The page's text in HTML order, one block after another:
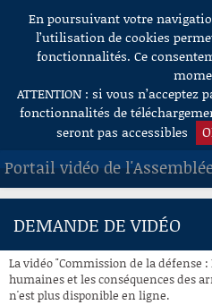
Aller au contenu
En poursuivant votre
l’utilisation de cookies
fonctionnalités. Ce
ATTENTION : si vous
fonctionnalités de
seront pas accessibles
Portail vidéo de
ACCUEIL
À LA DEMANDE
DEMANDE DE VIDÉO
La vidéo "Commission de la défense
humaines et les conséquences des
n'est plus disponible en ligne.